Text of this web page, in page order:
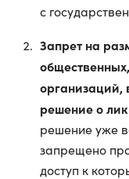
с
Запрет на
организаций,
решение о
решение уже
запрещено
доступ к